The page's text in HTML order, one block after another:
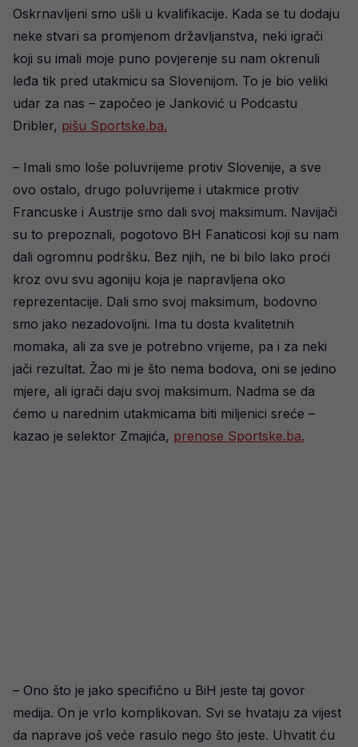
Oskrnavljeni smo ušli u kvalifikacije. Kada se tu dodaju
neke stvari sa promjenom državljanstva, neki igrači
koji su imali moje puno povjerenje su nam okrenuli
leđa tik pred utakmicu sa Slovenijom. To je bio veliki
udar za nas – započeo je Janković u Podcastu
Dribler, pišu Sportske.ba.
– Imali smo loše poluvrijeme protiv Slovenije, a sve
ovo ostalo, drugo poluvrijeme i utakmice protiv
Francuske i Austrije smo dali svoj maksimum. Navijači
su to prepoznali, pogotovo BH Fanaticosi koji su nam
dali ogromnu podršku. Bez njih, ne bi bilo lako proći
kroz ovu svu agoniju koja je napravljena oko
reprezentacije. Dali smo svoj maksimum, bodovno
smo jako nezadovoljni. Ima tu dosta kvalitetnih
momaka, ali za sve je potrebno vrijeme, pa i za neki
jači rezultat. Žao mi je što nema bodova, oni se jedino
mjere, ali igrači daju svoj maksimum. Nadma se da
ćemo u narednim utakmicama biti miljenici sreće –
kazao je selektor Zmajića, prenose Sportske.ba.
– Ono što je jako specifično u BiH jeste taj govor
medija. On je vrlo komplikovan. Svi se hvataju za vijest
da naprave još veće rasulo nego što jeste. Uhvatit ću